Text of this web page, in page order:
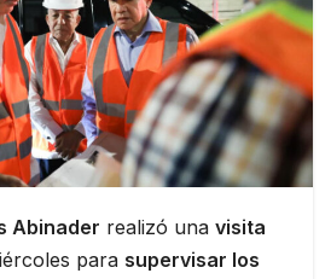
Abinader realizó una visita
para supervisar los